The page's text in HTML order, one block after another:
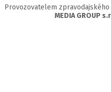
Provozovatelem
MEDIA GROUP